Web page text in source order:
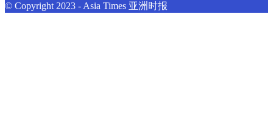
© Copyright 2023 - Asia Times 亚洲时报